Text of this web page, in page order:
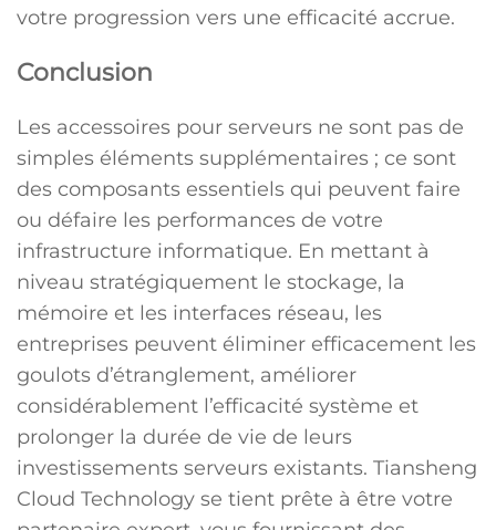
votre progression vers une efficacité accrue.
Conclusion
Les accessoires pour serveurs ne sont pas de
simples éléments supplémentaires ; ce sont
des composants essentiels qui peuvent faire
ou défaire les performances de votre
infrastructure informatique. En mettant à
niveau stratégiquement le stockage, la
mémoire et les interfaces réseau, les
entreprises peuvent éliminer efficacement les
goulots d’étranglement, améliorer
considérablement l’efficacité système et
prolonger la durée de vie de leurs
investissements serveurs existants. Tiansheng
Cloud Technology se tient prête à être votre